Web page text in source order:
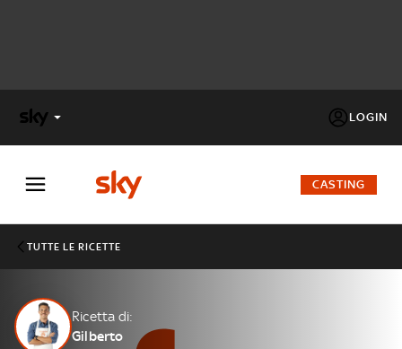
LOGIN
FACTOR
Cos’altro vedere:
CASTING
TUTTE LE RICETTE
Ricetta di:
Gilberto